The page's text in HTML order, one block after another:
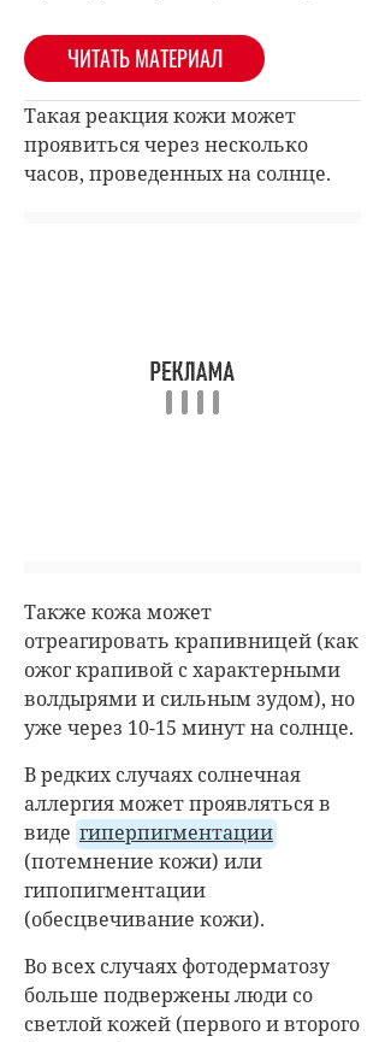
ЧИТАТЬ МАТЕРИАЛ
Такая реакция кожи может
проявиться через несколько
часов, проведенных на солнце.
Также кожа может
отреагировать крапивницей (как
ожог крапивой с характерными
волдырями и сильным зудом), но
уже через 10-15 минут на солнце.
В редких случаях солнечная
аллергия может проявляться в
виде гиперпигментации
(потемнение кожи) или
гипопигментации
(обесцвечивание кожи).
Во всех случаях фотодерматозу
больше подвержены люди со
светлой кожей (первого и второго